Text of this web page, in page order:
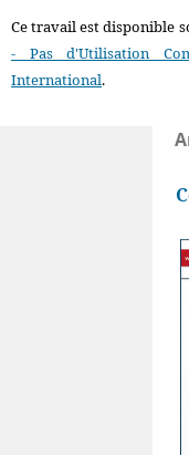
Ce travail est disponible
- Pas d'Utilisation
International.